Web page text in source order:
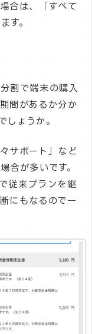
合は、「すべて
す。
割で端末の購入
間があるか分か
しょうか。
サポート」など
合が多いです。
従来プランを継
にもなるので一